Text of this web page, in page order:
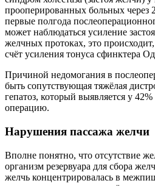
прооперированных больных через
первые полгода
может наблюдаться усиление
желчных протоках, это
счёт усиления тонуса сфинктера
Причиной недомогания в
быть сопутствующая тяжёлая
гепатоз, который выявляется у
операцию.
Нарушения пассажа желчи
Вполне понятно, что отсутствие
организм резервуара для сбора
желчь концентрировалась в